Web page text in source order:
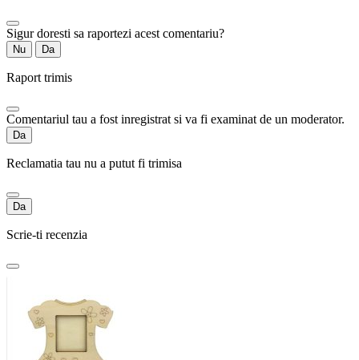
Sigur doresti sa raportezi acest comentariu?
Nu Da
Raport trimis
Comentariul tau a fost inregistrat si va fi examinat de un moderator.
Da
Reclamatia tau nu a putut fi trimisa
Da
Scrie-ti recenzia